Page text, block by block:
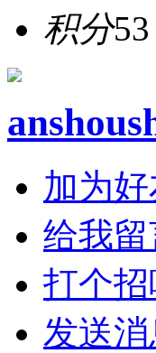
积分
加为好
给我留
打个招
发送消